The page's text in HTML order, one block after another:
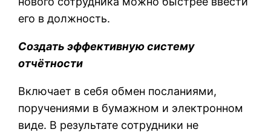
его в должность.
Создать эффективную систему
отчётности
Включает в себя обмен посланиями,
поручениями в бумажном и электронном
виде. В результате сотрудники не